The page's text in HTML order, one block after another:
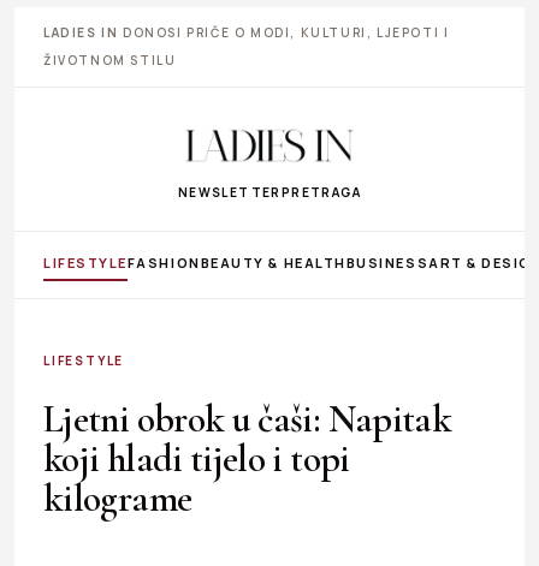
LADIES IN DONOSI PRIČE O MODI, KULTURI, LJEPOTI I
ŽIVOTNOM STILU
NEWSLETTER PRETRAGA
LIFESTYLEFASHIONBEAUTY & HEALTHBUSINESS ART &
LIFESTYLE
Ljetni obrok u čaši: Napitak
koji hladi tijelo i topi
kilograme